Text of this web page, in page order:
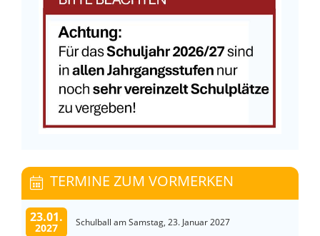
TERMINE ZUM VORMERKEN
23.01.
2027 Schulball am Samstag, 23. Januar 2027